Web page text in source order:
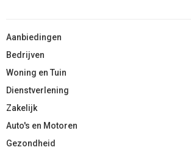
Aanbiedingen
Bedrijven
Woning en Tuin
Dienstverlening
Zakelijk
Auto's en Motoren
Gezondheid